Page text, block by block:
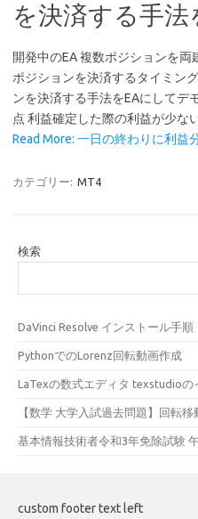
を決済する手法
開発中のEA 複数ポジションを
ポジションを決済するタイミン
ンを決済する手法をEAにしてデ
点 利益確定した際の利益が少な
Read More: 一日の終わりに利益
カテゴリー: MT4
検索
DaVinci Resolve インストール手順
PythonでのLorenz回転動画作成
LaTexの数式エディタ texstudioの
【数学 大学入試過去問題】回転
基本情報技術者令和3年免除試験
custom footer text left